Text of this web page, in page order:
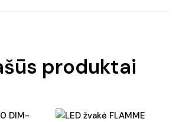
produktai